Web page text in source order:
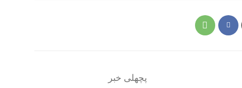
پچھلی خبر